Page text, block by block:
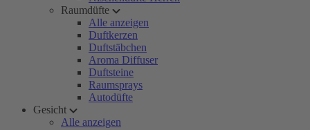
Raumdüfte
Alle anzeigen
Duftkerzen
Duftstäbchen
Aroma Diffuser
Duftsteine
Raumsprays
Autodüfte
Gesicht
Alle anzeigen